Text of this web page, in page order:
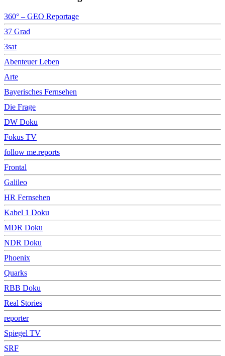
360° – GEO Reportage
37 Grad
3sat
Abenteuer Leben
Arte
Bayerisches Fernsehen
Die Frage
DW Doku
Fokus TV
follow me.reports
Frontal
Galileo
HR Fernsehen
Kabel 1 Doku
MDR Doku
NDR Doku
Phoenix
Quarks
RBB Doku
Real Stories
reporter
Spiegel TV
SRF